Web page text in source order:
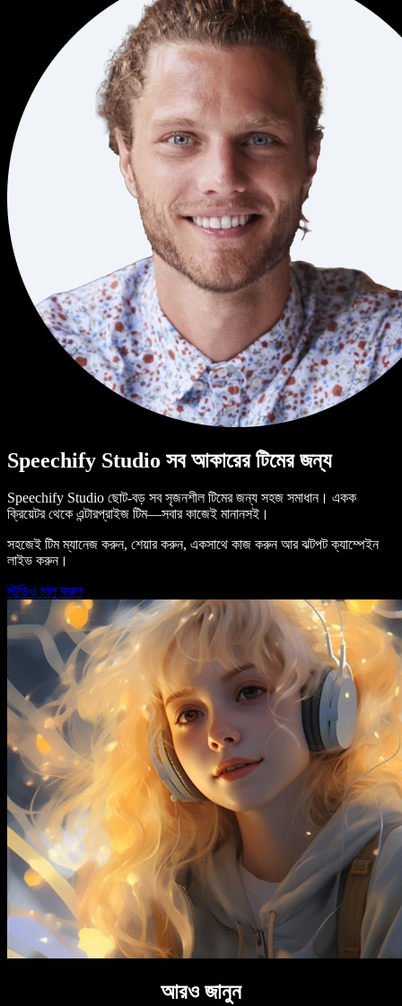
Speechify Studio সব আকারের টিমের জন্য
Speechify Studio ছোট-বড় সব সৃজনশীল টিমের জন্য সহজ সমাধান। একক
ক্রিয়েটর থেকে এন্টারপ্রাইজ টিম—সবার কাজেই মানানসই।
সহজেই টিম ম্যানেজ করুন, শেয়ার করুন, একসাথে কাজ করুন আর ঝটপট ক্যাম্পেইন
লাইভ করুন।
স্টুডিও চালু করুন
আরও জানুন